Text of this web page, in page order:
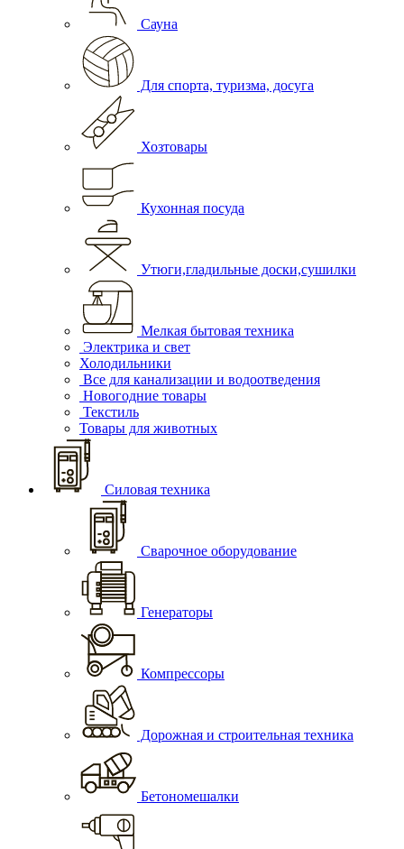
Сауна
Для спорта, туризма, досуга
Хозтовары
Кухонная посуда
Утюги,гладильные доски,сушилки
Мелкая бытовая техника
Электрика и свет
Холодильники
Все для канализации и водоотведения
Новогодние товары
Текстиль
Товары для животных
Силовая техника
Сварочное оборудование
Генераторы
Компрессоры
Дорожная и строительная техника
Бетономешалки